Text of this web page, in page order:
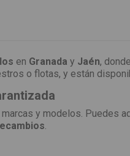
en Granada y Jaén,
o flotas, y están
y modelos.